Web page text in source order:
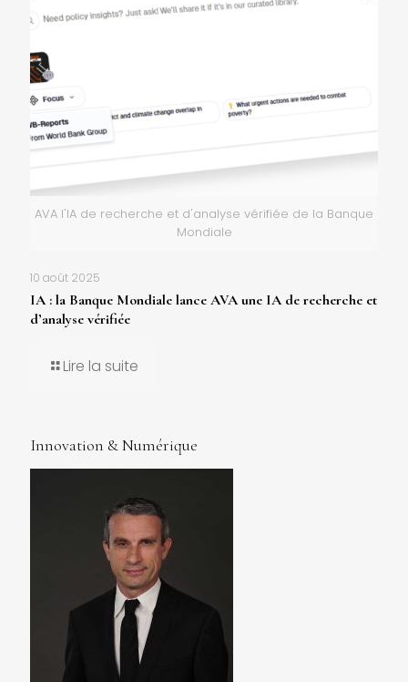
AVA l'IA de recherche et d'analyse vérifiée de la Banque
Mondiale
10 août 2025
IA : la Banque Mondiale lance AVA une IA de recherche et
d’analyse vérifiée
Lire la suite
Innovation & Numérique